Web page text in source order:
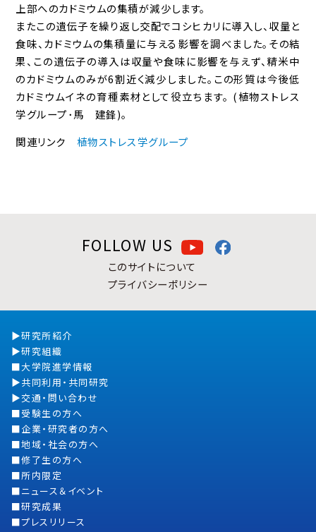
上部へのカドミウムの集積が減少します。
またこの遺伝子を繰り返し交配でコシヒカリに導入し、収量と
食味、カドミウムの集積量に与える影響を調べました。その結
果、この遺伝子の導入は収量や食味に影響を与えず、精米中
のカドミウムのみが6割近く減少しました。この形質は今後低
カドミウムイネの育種素材として役立ちます。 (植物ストレス
学グループ･馬 建鋒)。
関連リンク植物ストレス学グループ
FOLLOW US
このサイトについて
プライバシーポリシー
研究所紹介
研究組織
大学院進学情報
共同利用・共同研究
交通・問い合わせ
受験生の方へ
企業・研究者の方へ
地域・社会の方へ
修了生の方へ
所内限定
ニュース＆イベント
研究成果
プレスリリース